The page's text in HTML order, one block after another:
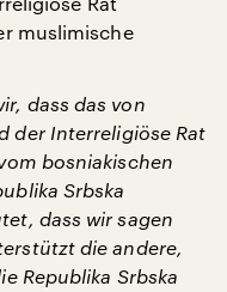
muslimische
dass das von
der Interreligiöse Rat
bosniakischen
Srbska
dass wir sagen
die andere,
Republika Srbska